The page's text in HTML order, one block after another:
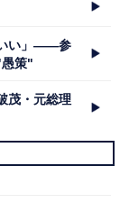
いい」――参
策"
茂・元総理